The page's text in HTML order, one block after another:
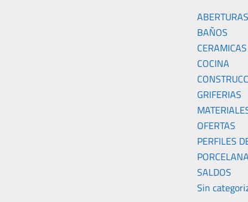
ABERTURAS
BAÑOS
CERAMICAS
COCINA
GRIFERIAS
OFERTAS
PERFILES
SALDOS
Sin